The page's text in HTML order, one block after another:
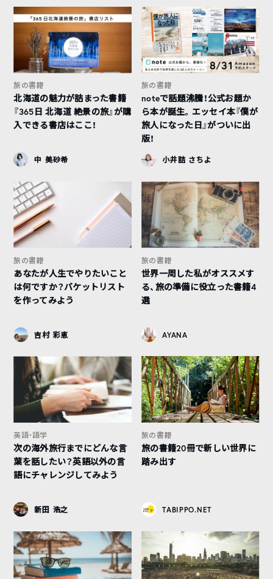
旅の書籍
北海道の魅力が詰まった書籍
『365日 北海道 絶景の旅』が購
入できる書店はここ！
中 美砂希
旅の書籍
noteで話題沸騰！公式お題か
ら本が誕生。エッセイ本『僕が
旅人になった日』がついに出
版！
小井詰 さちよ
旅の書籍
あなたが人生でやりたいこと
は何ですか？バケットリスト
を作ってみよう
吉村 彩恵
旅の書籍
世界一周した私がオススメす
る、旅の準備に役立った書籍4
選
AYANA
英語・語学
次の海外旅行までにどんな言
葉を話したい？英語以外の言
語にチャレンジしてみよう
新田 浩之
旅の書籍
旅の書籍20冊で新しい世界に
踏み出す
TABIPPO.NET